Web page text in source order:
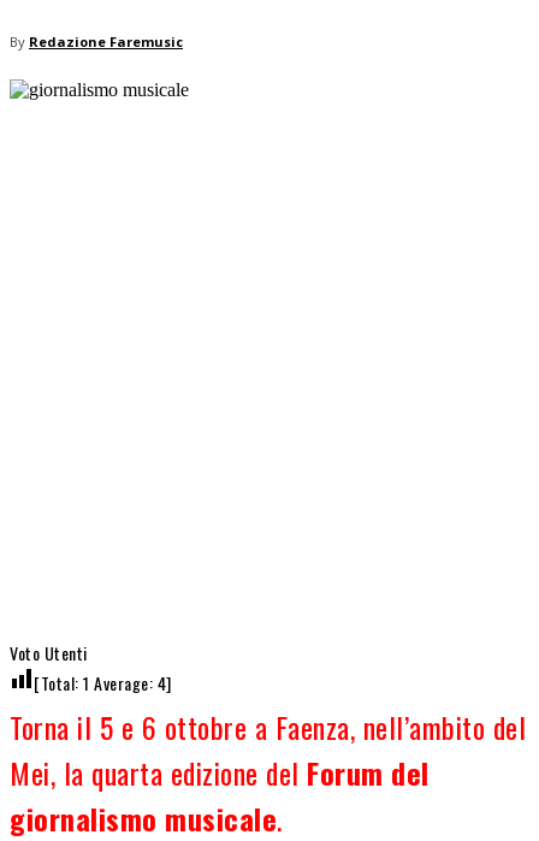
By Redazione Faremusic
Voto Utenti
[Total:1 Average:4]
Torna il 5 e 6 ottobre a Faenza, nell’ambito del
Mei, la quarta edizione del Forum del
giornalismo musicale.